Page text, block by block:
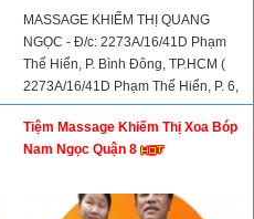
MASSAGE KHIẾM THỊ QUANG
NGỌC - Đ/c: 2273A/16/41D Phạm
Thế Hiển, P. Bình Đông, TP.HCM (
2273A/16/41D Phạm Thế Hiển, P. 6,
Quận 8 CŨ) - Hotline: 0931480740
Tiệm Massage Khiếm Thị Xoa Bóp
Nam Ngọc Quận 8